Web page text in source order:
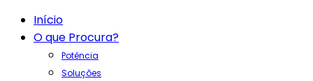
Início
O que Procura?
Potência
Soluções